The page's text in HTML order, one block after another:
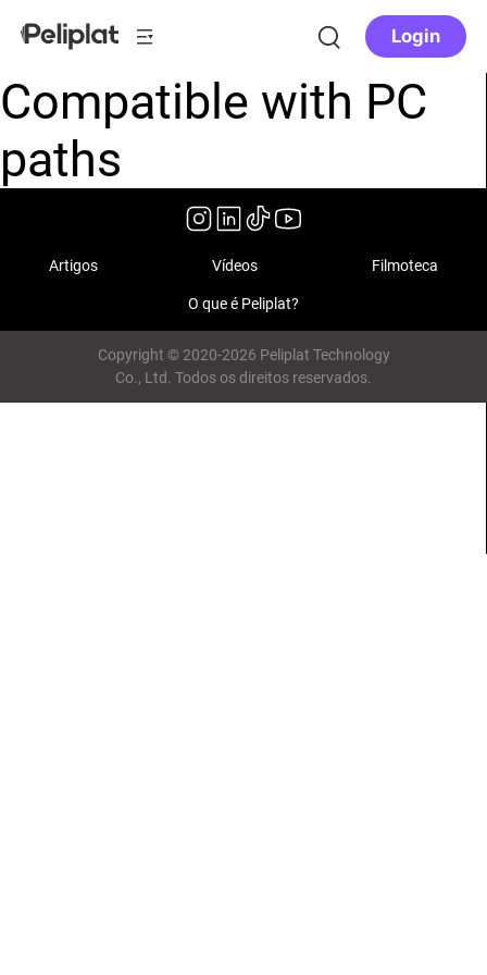
Login
Compatible with PC
paths
Artigos Vídeos Filmoteca
O que é Peliplat?
Copyright © 2020-2026 Peliplat Technology
Co., Ltd. Todos os direitos reservados.